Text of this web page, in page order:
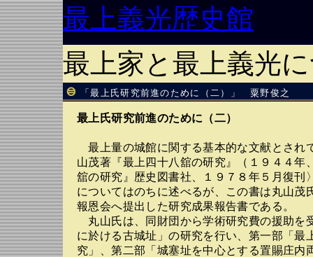
最上義光歴史館
最上家と最上義光
「最上氏研究前進のために（二）」 粟野俊之
最上氏研究前進のために（二）
最上量の城館に関する基本的な文献とされ
山茂著『最上四十八舘の研究』（１９４４年
舘の研究』歴史図書社、１９７８年５月復刊
についてはのちに述べるが、この書は丸山茂
報恩会へ提出した研究成果報告書である。
丸山氏は、同財団から学術研究費の援助を
に於ける古城址」の研究を行い、第一部「最
究」、第二部「城塞址を中心とする置賜庄内